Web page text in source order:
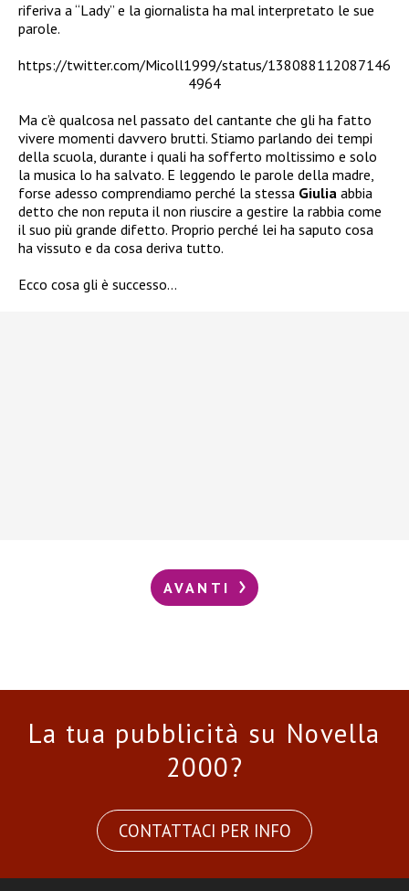
riferiva a “Lady” e la giornalista ha mal interpretato le sue
parole.
https://twitter.com/Micoll1999/status/138088112087146
4964
Ma c’è qualcosa nel passato del cantante che gli ha fatto
vivere momenti davvero brutti. Stiamo parlando dei tempi
della scuola, durante i quali ha sofferto moltissimo e solo
la musica lo ha salvato. E leggendo le parole della madre,
forse adesso comprendiamo perché la stessa Giulia abbia
detto che non reputa il non riuscire a gestire la rabbia come
il suo più grande difetto. Proprio perché lei ha saputo cosa
ha vissuto e da cosa deriva tutto.
Ecco cosa gli è successo…
AVANTI
La tua pubblicità su Novella
2000?
CONTATTACI PER INFO